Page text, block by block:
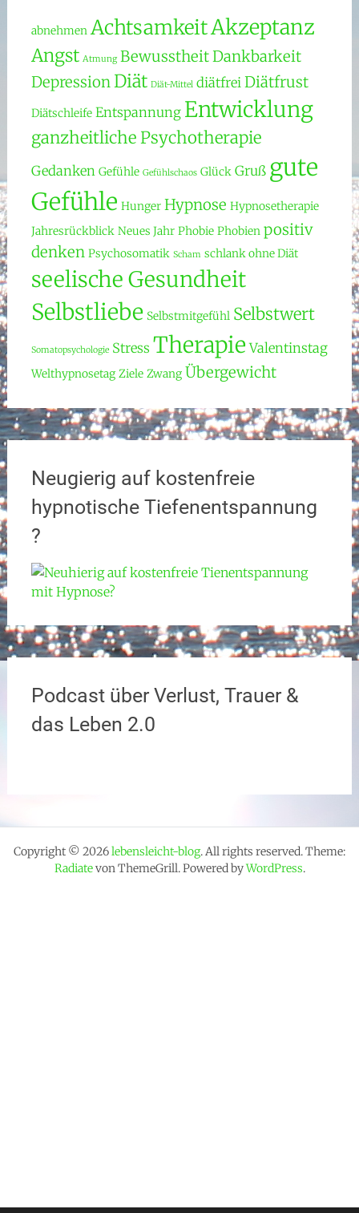
abnehmen AchtsamkeitAkzeptanz
Angst Atmung BewusstheitDankbarkeit
DepressionDiät Diät-Mittel diätfreiDiätfrust
Diätschleife Entspannung Entwicklung
ganzheitliche Psychotherapie
Gedanken Gefühle Gefühlschaos Glück Gruß gute
Gefühle Hunger Hypnose Hypnosetherapie
Jahresrückblick Neues Jahr Phobie Phobien positiv
denken Psychosomatik Scham schlank ohne Diät
seelische Gesundheit
Selbstliebe Selbstmitgefühl Selbstwert
Somatopsychologie Stress Therapie Valentinstag
Welthypnosetag Ziele Zwang Übergewicht
Neugierig auf kostenfreie
hypnotische Tiefenentspannung
?
Podcast über Verlust, Trauer &
das Leben 2.0
Copyright © 2026lebensleicht-blog. All rights reserved. Theme:
Radiatevon ThemeGrill. Powered byWordPress.